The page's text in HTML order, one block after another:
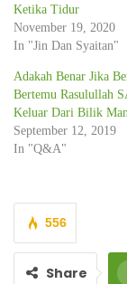
Ketika Tidur
November 19, 2020
In "Jin Dan Syaitan"
Adakah Benar Jika
Bertemu Rasulullah
Keluar Dari Bilik
September 12, 2019
In "Q&A"
556
Share